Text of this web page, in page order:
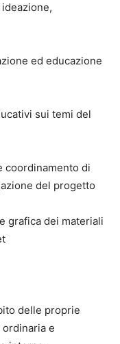
ed educazione
sui temi del
di
del progetto
dei materiali
delle proprie
e